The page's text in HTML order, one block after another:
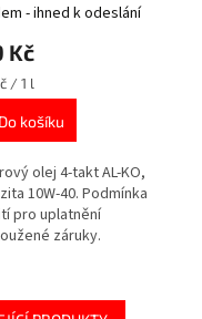
- ihned k odeslání
Kč
/ 1 l
Do košíku
olej 4-takt AL-KO,
10W-40. Podmínka
pro uplatnění
záruky.